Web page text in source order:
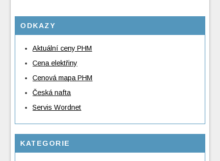
ODKAZY
Aktuální ceny PHM
Cena elektřiny
Cenová mapa PHM
Česká nafta
Servis Wordnet
KATEGORIE